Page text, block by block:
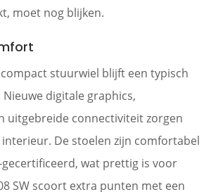
moet nog blijken.
stuurwiel blijft een typisch
digitale graphics,
uitgebreide connectiviteit zorgen
De stoelen zijn comfortabel
gecertificeerd, wat prettig is voor
SW scoort extra punten met een